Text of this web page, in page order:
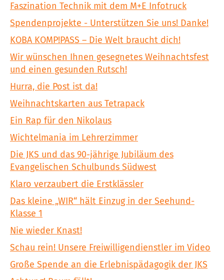
Faszination Technik mit dem M+E Infotruck
Spendenprojekte - Unterstützen Sie uns! Danke!
KOBA KOMP!PASS – Die Welt braucht dich!
Wir wünschen Ihnen gesegnetes Weihnachtsfest
und einen gesunden Rutsch!
Hurra, die Post ist da!
Weihnachtskarten aus Tetrapack
Ein Rap für den Nikolaus
Wichtelmania im Lehrerzimmer
Die JKS und das 90-jährige Jubiläum des
Evangelischen Schulbunds Südwest
Klaro verzaubert die Erstklässler
Das kleine „WIR“ hält Einzug in der Seehund-
Klasse 1
Nie wieder Knast!
Schau rein! Unsere Freiwilligendienstler im Video
Große Spende an die Erlebnispädagogik der JKS